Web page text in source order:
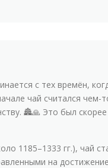
с тех времён,
чай считался чем-
🏯🙏 Это был
1185–1333 гг.), чай
на достижение